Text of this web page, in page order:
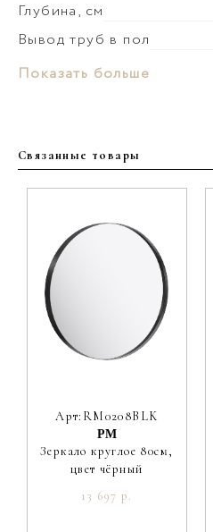
Глубина, см
Вывод труб в пол
Материал раковины
Монтаж умывальника
Покрытие корпуса
Цвет производителя
Ориентация
Вес мебели, кг
23.6
Вес умывальника, кг
Показать больше
Связанные товары
Арт:RM0208BLK
РМ
Зеркало круглое 80см,
цвет чёрный
13 697 р.